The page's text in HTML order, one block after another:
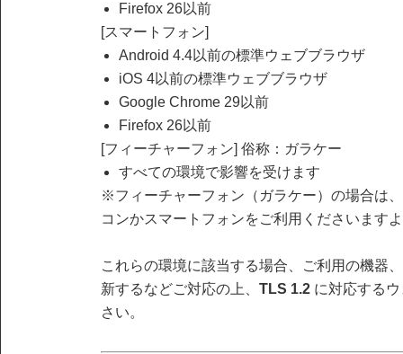
Firefox 26以前
[スマートフォン]
Android 4.4以前の標準ウェブブラウザ
iOS 4以前の標準ウェブブラウザ
Google Chrome 29以前
Firefox 26以前
[フィーチャーフォン] 俗称：ガラケー
すべての環境で影響を受けます
※フィーチャーフォン（ガラケー）の場合は
コンかスマートフォンをご利用くださいます
これらの環境に該当する場合、ご利用の機器
新するなどご対応の上、 TLS 1.2 に対応する
さい。